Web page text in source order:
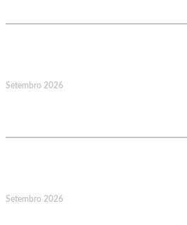
Setembro 2026
Setembro 2026